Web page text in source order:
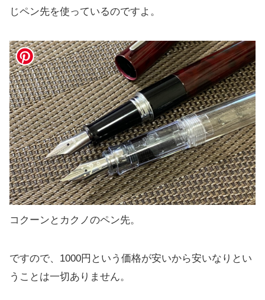
じペン先を使っているのですよ。
コクーンとカクノのペン先。
ですので、1000円という価格が安いから安いなりとい
うことは一切ありません。